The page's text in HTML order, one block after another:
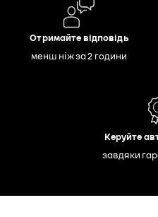
Отримайте відповідь
менш ніж за 2 години
Керуйте
завдяки